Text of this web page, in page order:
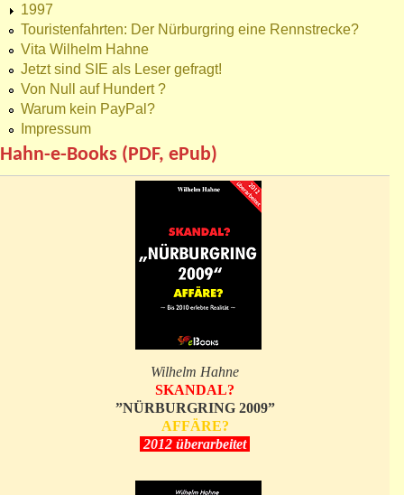
1997
Touristenfahrten: Der Nürburgring eine Rennstrecke?
Vita Wilhelm Hahne
Jetzt sind SIE als Leser gefragt!
Von Null auf Hundert ?
Warum kein PayPal?
Impressum
Hahn-e-Books (PDF, ePub)
Wilhelm Hahne
SKANDAL?
”NÜRBURGRING 2009”
AFFÄRE?
2012 überarbeitet